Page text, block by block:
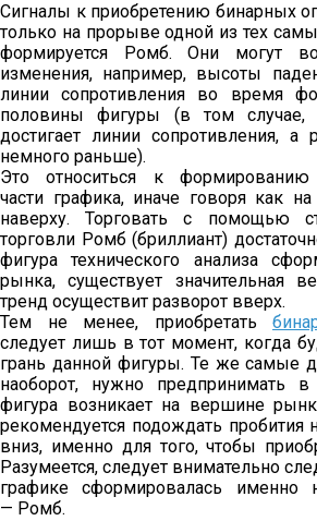
Сигналы к приобретению бинарных
только на прорыве одной из тех
формируется Ромб. Они могут
изменения, например, высоты
линии сопротивления во время
половины фигуры (в том
достигает линии сопротивления, а
немного раньше).
Это относиться к
части графика, иначе говоря как
наверху. Торговать с помощью
торговли Ромб (бриллиант)
фигура технического анализа
рынка, существует значительная
тренд осуществит разворот вверх.
Тем не менее, приобретать
следует лишь в тот момент, когда
грань данной фигуры. Те же самые
наоборот, нужно предпринимать
фигура возникает на вершине
рекомендуется подождать пробития
вниз, именно для того, чтобы
Разумеется, следует внимательно
графике сформировалась именно
— Ромб.